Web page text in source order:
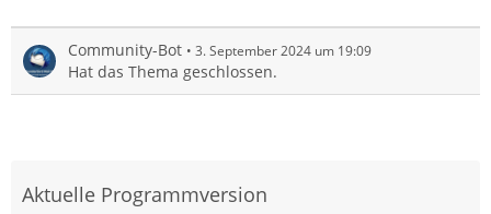
Community-Bot 3. September 2024 um 19:09
Hat das Thema geschlossen.
Aktuelle Programmversion